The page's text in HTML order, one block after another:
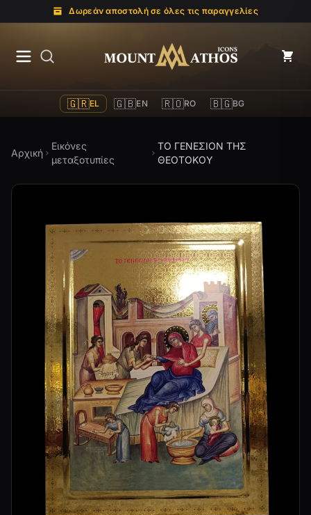
Δωρεάν αποστολή σε όλες τις παραγγελίες
Mount Athos Icons
🇬🇷EL 🇬🇧EN 🇷🇴RO 🇧🇬BG
Αρχική
Εικόνες
μεταξοτυπίες
ΤΟ ΓΕΝΕΣΙΟΝ ΤΗΣ
ΘΕΟΤΟΚΟΥ